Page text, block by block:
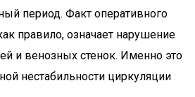
период. Факт оперативного
правило, означает нарушение
и венозных стенок. Именно это
нестабильности циркуляции